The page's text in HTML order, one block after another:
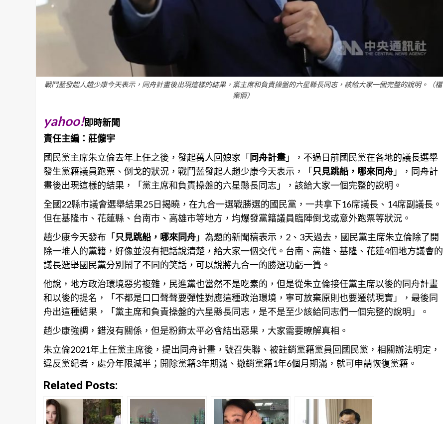
戰鬥藍發起人趙少康今天表示，同舟計畫後出現這樣的結果，黨主席和負責操盤的六星縣長同志，該給大家一個完整的說明。（檔
案照）
yahoo!即時新聞
責任主編：莊儱宇
國民黨主席朱立倫去年上任之後，發起萬人回娘家「同舟計畫 」，不過日前國民黨在各地的議長選舉
發生黨籍議員跑票、倒戈的狀況，戰鬥藍發起人趙少康今天表示，「只見跳船，哪來同舟 」，同舟計
畫後出現這樣的結果，「黨主席和負責操盤的六星縣長同志」，該給大家一個完整的說明。
全國22縣市議會選舉結果25日揭曉，在九合一選戰勝選的國民黨，一共拿下16席議長、14席副議長。
但在基隆市、花蓮縣、 台南市、高雄市等地方，均爆發黨籍議員臨陣倒戈或意外跑票等狀況。
趙少康今天發布「只見跳船，哪來同舟 」為題的新聞稿表示，2、3天過去，國民黨主席朱立倫除了開
除一堆人的黨籍，好像並沒有把話說清楚，給大家一個交代。台南、 高雄 、基隆、花蓮4個地方議會的
議長選舉國民黨分別鬧了不同的笑話，可以說將九合一的勝選功虧一簣。
他說，地方政治環境惡劣複雜，民進黨也當然不是吃素的，但是從朱立倫接任黨主席以後的同舟計畫
和以後的提名，「不都是口口聲聲要彈性對應這種政治環境，寧可放棄原則也要遷就現實」，最後同
舟出這種結果，「黨主席和負責操盤的六星縣長同志，是不是至少該給同志們一個完整的說明」。
趙少康強調，錯沒有關係，但是粉飾太平必會結出惡果，大家需要瞭解真相。
朱立倫2021年上任黨主席後，提出同舟計畫，號召失聯、被註銷黨籍黨員回國民黨，相關辦法明定，
違反黨紀者，處分年限減半；開除黨籍3年期滿、撤銷黨籍1年6個月期滿，就可申請恢復黨籍。
Related Posts: